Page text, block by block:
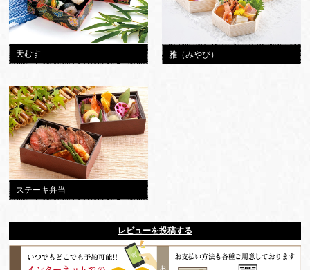
天むす 雅（みやび）
ステーキ弁当
レビューを投稿する